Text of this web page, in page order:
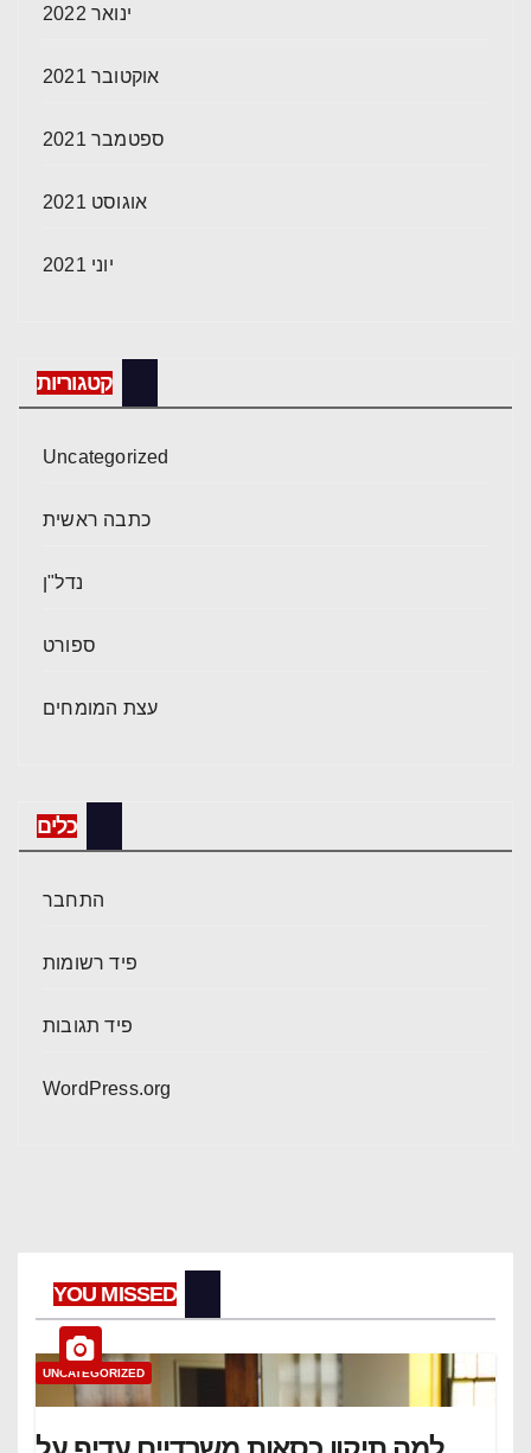
ינואר 2022
אוקטובר 2021
ספטמבר 2021
אוגוסט 2021
יוני 2021
קטגוריות
Uncategorized
כתבה ראשית
נדל"ן
ספורט
עצת המומחים
כלים
התחבר
פיד רשומות
פיד תגובות
WordPress.org
YOU MISSED
UNCATEGORIZED